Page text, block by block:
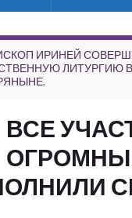
ИРИНЕЙ
ЛИТУРГИЮ
ВСЕ